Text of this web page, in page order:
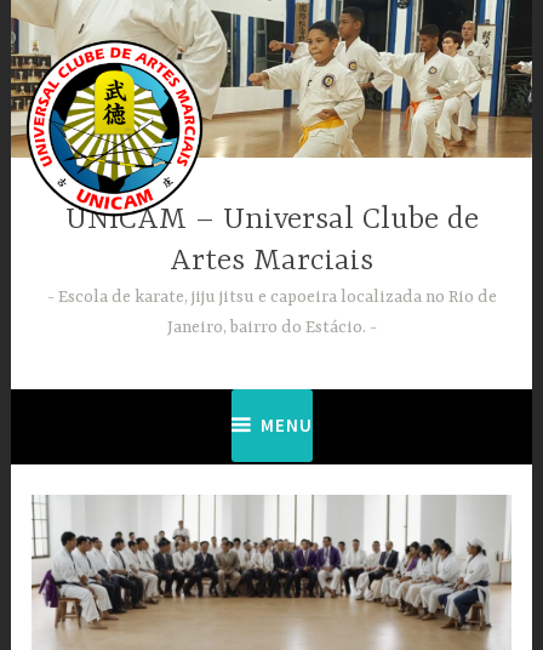
Ir
para
conteúdo
UNICAM – Universal Clube de
Artes Marciais
Escola de karate, jiju jitsu e capoeira localizada no Rio de
Janeiro, bairro do Estácio.
MENU